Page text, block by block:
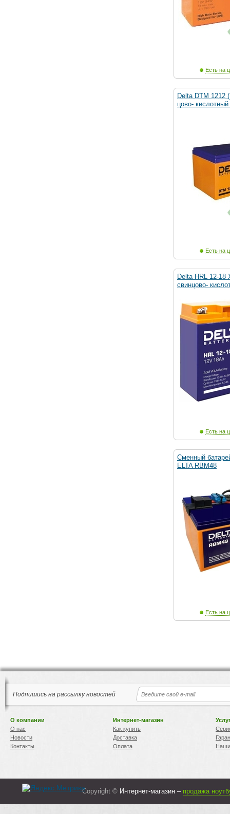
Есть на
Delta DTM 1212
цово-
Есть на
Delta HRL 12-
свинцово-
Есть на
Сменный
ELTA RBM48
Есть на
Подпишись на рассылку новостей
О компании
О нас
Новости
Контакты
Интернет-магазин
Как купить
Доставка
Оплата
Copyright © Интернет-магазин – продажа